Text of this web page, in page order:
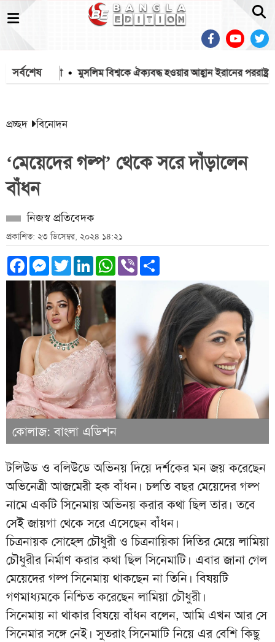
সর্বশেষ
৫০ মামলা মুসলিম বিশ্বকে ঐক্যবদ্ধ হওয়ার আহ্বান ইরানের পররাষ্ট্রমন্ত্রীর
প্রচ্ছদ বিনোদন
‘মেয়েদের গল্প’ থেকে সরে দাঁড়ালেন
বাঁধন
নিজস্ব প্রতিবেদক
প্রকাশিত: ২৩ ডিসেম্বর, ২০২৪ ১৪:২১
Facebook
Messenger
TwitterLinkedInWhatsApp
Viber
কোলাজ: বাংলা এডিশন
টলিউড ও বলিউডে অভিনয় দিয়ে দর্শকের মন জয় করেছেন
অভিনেত্রী আজমেরী হক বাঁধন। চলতি বছর মেয়েদের গল্প
নামে একটি সিনেমায় অভিনয় করার কথা ছিল তার। তবে
সেই জায়গা থেকে সরে এসেছেন বাঁধন।
চিত্রনায়ক সোহেল চৌধুরী ও চিত্রনায়িকা দিতির মেয়ে লামিয়া
চৌধুরীর নির্মাণ করার কথা ছিল সিনেমাটি। এবার জানা গেল
মেয়েদের গল্প সিনেমায় থাকছেন না তিনি। বিষয়টি
গণমাধ্যমকে নিশ্চিত করেছেন লামিয়া চৌধুরী।
সিনেমায় না থাকার বিষয়ে বাঁধন বলেন, আমি এখন আর সে
সিনেমার সঙ্গে নেই। সুতরাং সিনেমাটি নিয়ে এর বেশি কিছু